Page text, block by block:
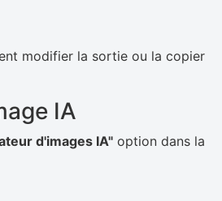
modifier la sortie ou la copier
IA
d'images IA" option dans la